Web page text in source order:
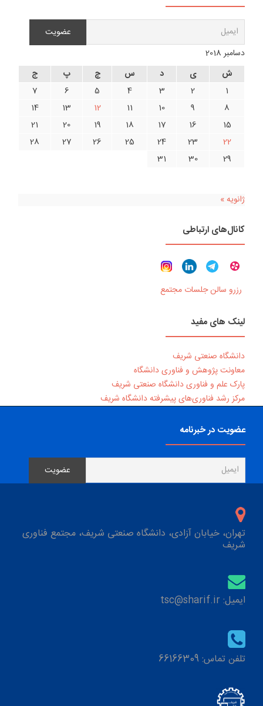
دسامبر 2018
ش
ی د س چ پ
ج
1
2
3
4
5
6
7
8
9
10
11
12
13
14
15
16
17
18
19
20
21
22
23
24
25
26
27
28
29
30
31
ژانویه »
کانال‌های ارتباطی
رزرو سالن جلسات مجتمع
لینک های مفید
دانشگاه صنعتی شریف
معاونت پژوهش و فناوری دانشگاه
پارک علم و فناوری دانشگاه صنعتی شریف
مرکز رشد فناوری‌های پیشرفته دانشگاه شریف
عضویت در خبرنامه
تهران، خیابان آزادی، دانشگاه صنعتی شریف، مجتمع فناوری
شریف
ایمیل: tsc@sharif.ir
تلفن تماس: 66166309